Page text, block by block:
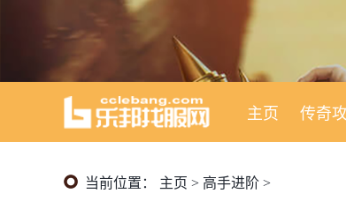
主页 传奇
当前位置： 主页 > 高手进阶 >